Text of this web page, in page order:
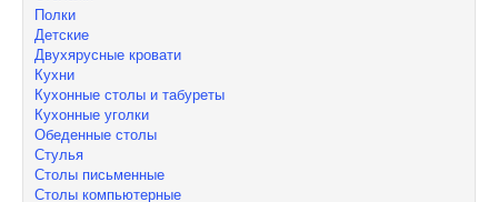
Полки
Детские
Двухярусные кровати
Кухни
Кухонные столы и табуреты
Кухонные уголки
Обеденные столы
Стулья
Столы письменные
Столы компьютерные